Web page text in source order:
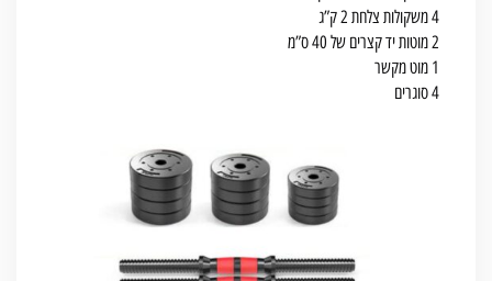
4 משקולות צלחת 2 ק”ג
2 מוטות יד קצרים של 40 ס”מ
1 מוט מקשר
4 סוגרים